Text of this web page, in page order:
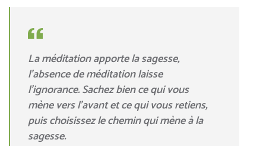
La méditation apporte la sagesse,
l’absence de méditation laisse
l’ignorance. Sachez bien ce qui vous
mène vers l’avant et ce qui vous retiens,
puis choisissez le chemin qui mène à la
sagesse.